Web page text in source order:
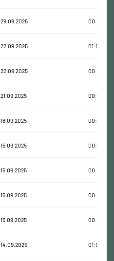
29.09.2025 00:34:14
22.09.2025 01:03:54
22.09.2025 00:59:44
21.09.2025 00:48:27
18.09.2025 00:41:53
15.09.2025 00:46:58
15.09.2025 00:34:10
15.09.2025 00:44:05
15.09.2025 00:43:06
14.09.2025 01:01:21